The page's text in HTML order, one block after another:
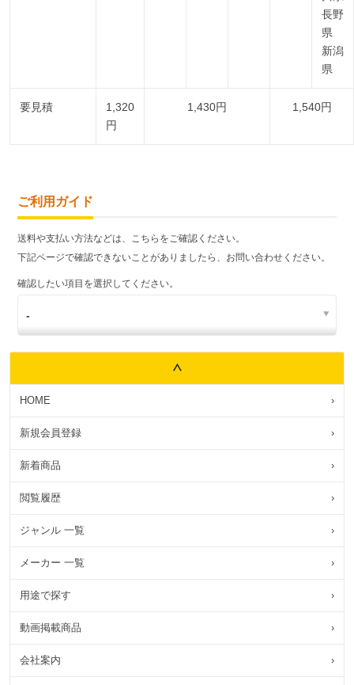
長野
県
新潟
県
要見積
1,320
円
1,430円 1,540円
ご利用ガイド
送料や支払い方法などは、こちらをご確認ください。
下記ページで確認できないことがありましたら、お問い合わせください。
確認したい項目を選択してください。
HOME ›
新規会員登録 ›
新着商品 ›
閲覧履歴 ›
ジャンル 一覧 ›
メーカー 一覧 ›
用途で探す ›
動画掲載商品 ›
会社案内 ›